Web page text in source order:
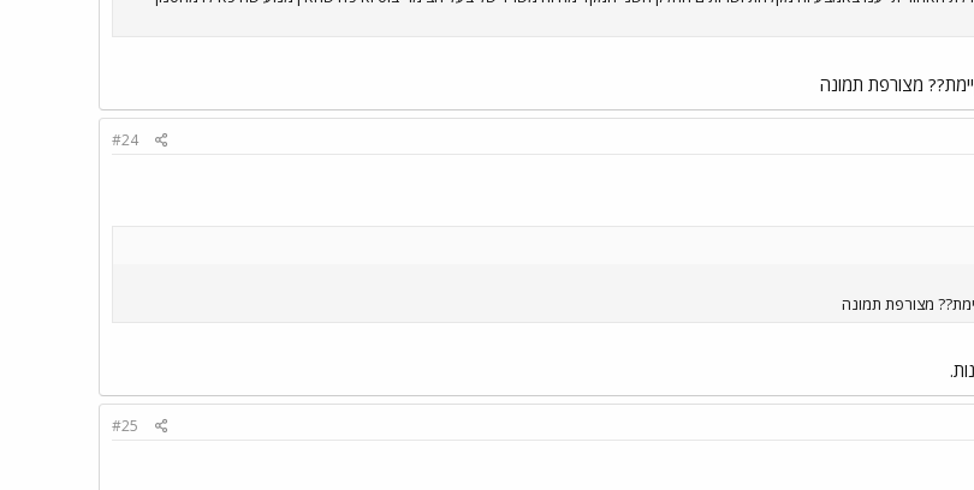
מצורפת תמונה
#24
מצורפת תמונה
#25